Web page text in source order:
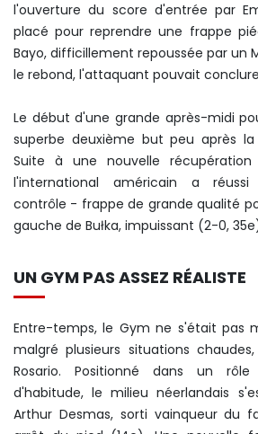
l'ouverture du score d'entrée par
placé pour reprendre une frappe
Bayo, difficillement repoussée par un
le rebond, l'attaquant pouvait
Le début d'une grande après-midi
superbe deuxième but peu après
Suite à une nouvelle récupération
l'international américain a
contrôle - frappe de grande qualité
gauche de Bułka, impuissant (2-0,
UN GYM PAS ASSEZ RÉALISTE
Entre-temps, le Gym ne s'était pas
malgré plusieurs situations
Rosario. Positionné dans un
d'habitude, le milieu néerlandais
Arthur Desmas, sorti vainqueur du